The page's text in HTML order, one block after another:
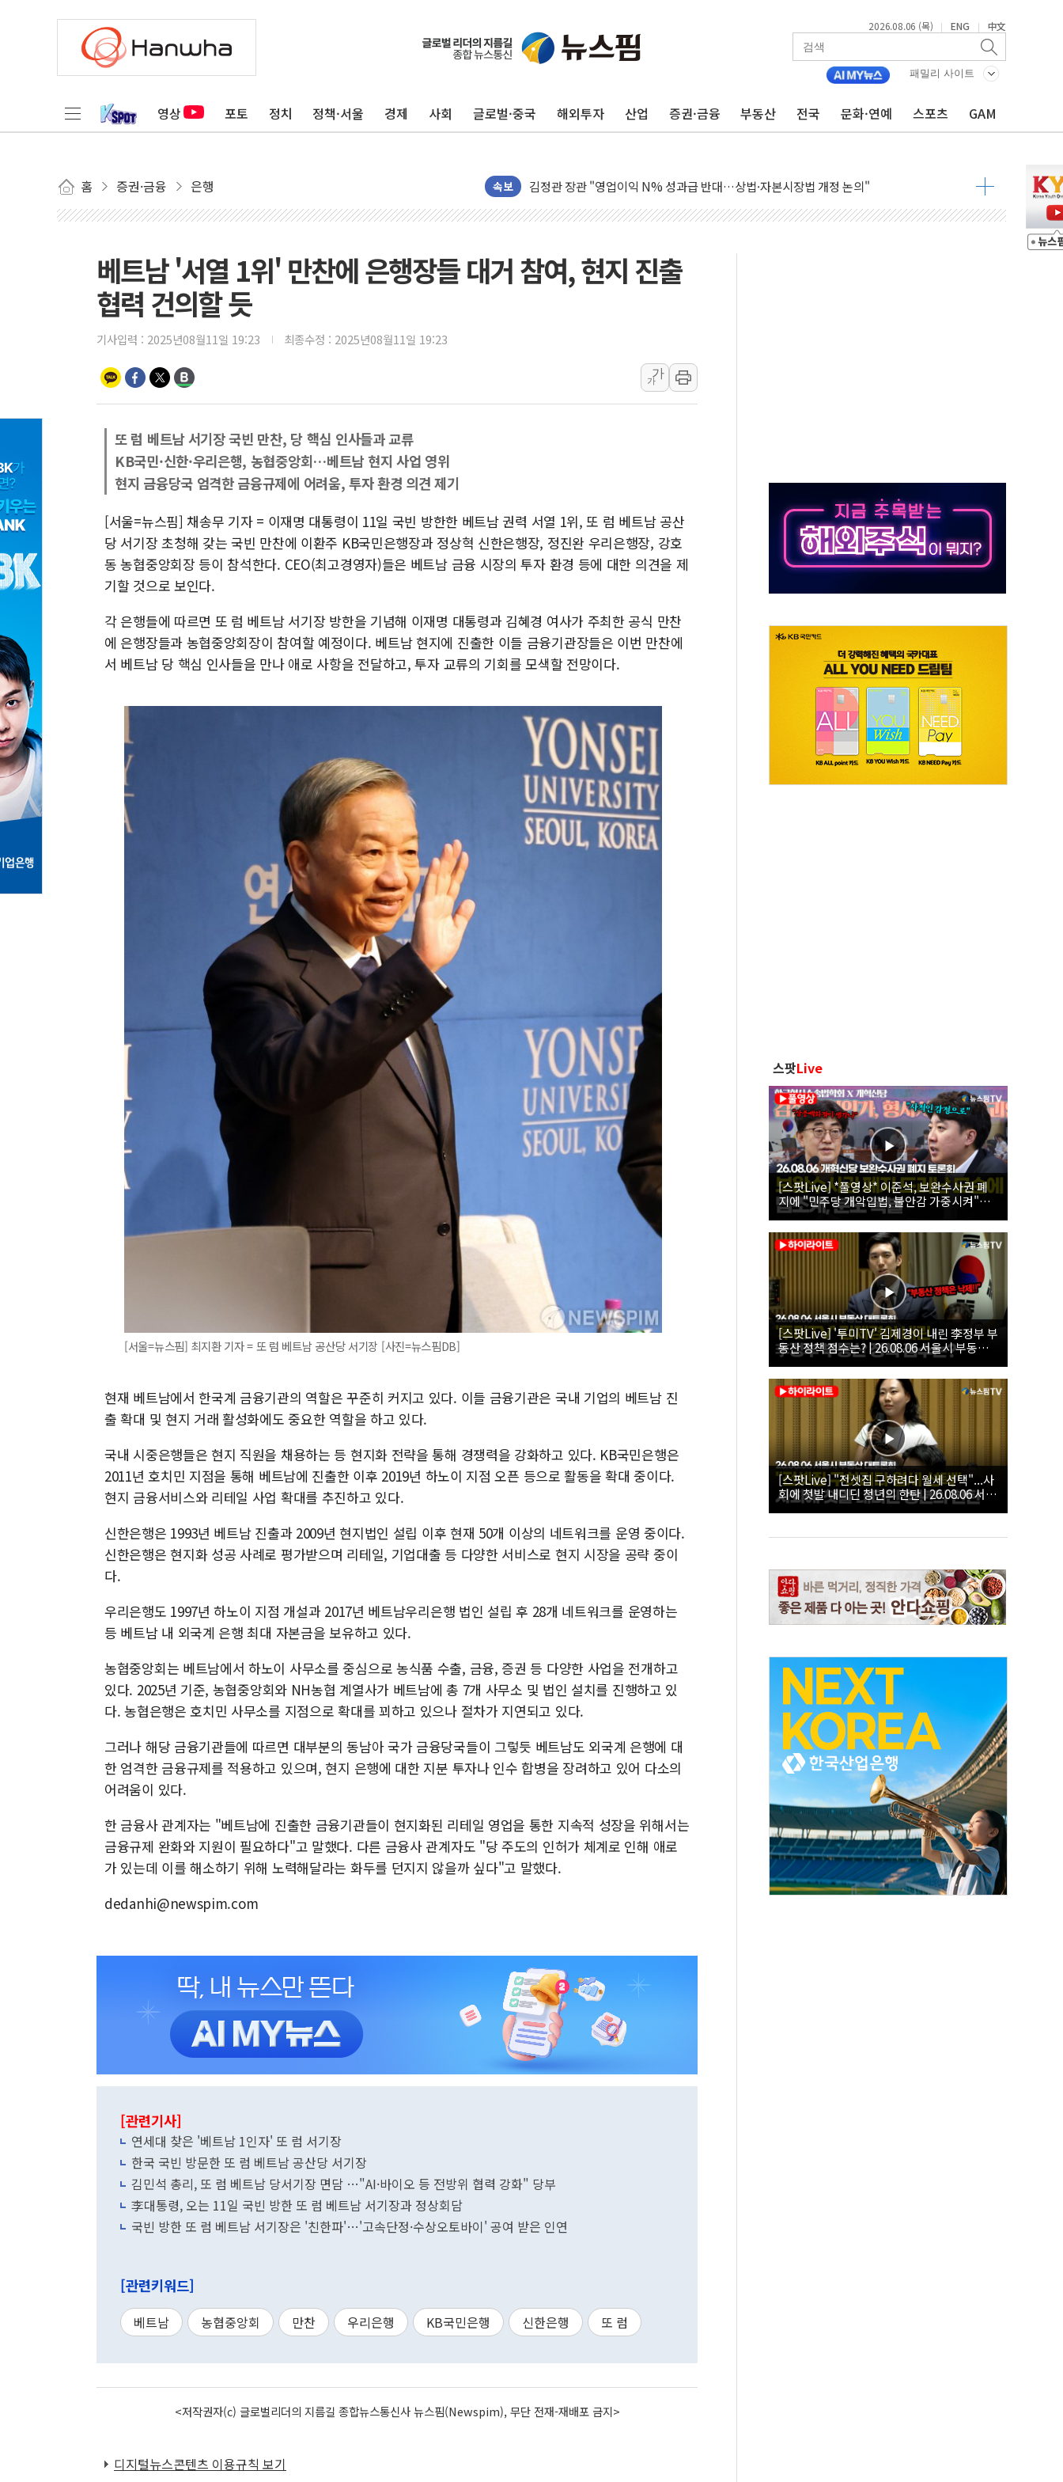
2026.08.06 (목) | ENG | 中文
패밀리 사이트
영상 포토 정치 정책·서울 경제 사회 글로벌·중국 해외투자 산업 증권·금융 부동산 전국 문화·연예 스포츠 GAM
홈 증권·금융 은행 속보
구광모, 내주 실리콘밸리서 젠슨 황 재회…로봇·AI 데이터센터·모빌리티 구체화
뉴욕증시 개장 전 특징주...모더나·아이온큐·도어대시↑ VS 샌디스크·피그마·앱러빈↓
뉴욕증시 프리뷰, 미 주가선물 AI주 차익실현 속 혼조세...웨스턴디지털·샌디스크↓
청와대, 북한 단거리 탄도미사일 발사에 긴급 안보 점검회의
[인도증시] 중동 긴장 완화에 실적 호조까지, 상승...호실적 보고 기업 상승세 뚜렷
러, 1인칭시점 드론으로 우크라 민간인 '사파리' 공격… 시민들 공포감 극대화 전략
김정관 산업부 장관 "주 52시간 손봐야, 경쟁상대 中과 비교해야"
해군 1함대 창설 80주년…지역과 함께하는 '선봉'의 대민 봉사
구미 폐염산처리업체서 불 2시간30여분만에 진화...외국인 노동자 숨져
해군과 함께하는 '불금전파, 송정' 시즌2
강원도 폭염특보 11일째…온열질환·가축 피해 최소화 '총력 대응'
베트남 '서열 1위' 만찬에 은행장들 대거 참여, 현지 진출
협력 건의할 듯
기사입력 : 2025년08월11일 19:23 최종수정 : 2025년08월11일 19:23
가
가
또 럼 베트남 서기장 국빈 만찬, 당 핵심 인사들과 교류
KB국민·신한·우리은행, 농협중앙회…베트남 현지 사업 영위
현지 금융당국 엄격한 금융규제에 어려움, 투자 환경 의견 제기
[서울=뉴스핌] 채송무 기자 = 이재명 대통령이 11일 국빈 방한한 베트남 권력 서열 1위, 또 럼 베트남 공산
당 서기장 초청해 갖는 국빈 만찬에 이환주 KB국민은행장과 정상혁 신한은행장, 정진완 우리은행장, 강호
동 농협중앙회장 등이 참석한다. CEO(최고경영자)들은 베트남 금융 시장의 투자 환경 등에 대한 의견을 제
기할 것으로 보인다.
각 은행들에 따르면 또 럼 베트남 서기장 방한을 기념해 이재명 대통령과 김혜경 여사가 주최한 공식 만찬
에 은행장들과 농협중앙회장이 참여할 예정이다. 베트남 현지에 진출한 이들 금융기관장들은 이번 만찬에
서 베트남 당 핵심 인사들을 만나 애로 사항을 전달하고, 투자 교류의 기회를 모색할 전망이다.
[서울=뉴스핌] 최지환 기자 = 또 럼 베트남 공산당 서기장 [사진=뉴스핌DB]
현재 베트남에서 한국계 금융기관의 역할은 꾸준히 커지고 있다. 이들 금융기관은 국내 기업의 베트남 진
출 확대 및 현지 거래 활성화에도 중요한 역할을 하고 있다.
국내 시중은행들은 현지 직원을 채용하는 등 현지화 전략을 통해 경쟁력을 강화하고 있다. KB국민은행은
2011년 호치민 지점을 통해 베트남에 진출한 이후 2019년 하노이 지점 오픈 등으로 활동을 확대 중이다.
현지 금융서비스와 리테일 사업 확대를 추진하고 있다.
신한은행은 1993년 베트남 진출과 2009년 현지법인 설립 이후 현재 50개 이상의 네트워크를 운영 중이다.
신한은행은 현지화 성공 사례로 평가받으며 리테일, 기업대출 등 다양한 서비스로 현지 시장을 공략 중이
다.
우리은행도 1997년 하노이 지점 개설과 2017년 베트남우리은행 법인 설립 후 28개 네트워크를 운영하는
등 베트남 내 외국계 은행 최대 자본금을 보유하고 있다.
농협중앙회는 베트남에서 하노이 사무소를 중심으로 농식품 수출, 금융, 증권 등 다양한 사업을 전개하고
있다. 2025년 기준, 농협중앙회와 NH농협 계열사가 베트남에 총 7개 사무소 및 법인 설치를 진행하고 있
다. 농협은행은 호치민 사무소를 지점으로 확대를 꾀하고 있으나 절차가 지연되고 있다.
그러나 해당 금융기관들에 따르면 대부분의 동남아 국가 금융당국들이 그렇듯 베트남도 외국계 은행에 대
한 엄격한 금융규제를 적용하고 있으며, 현지 은행에 대한 지분 투자나 인수 합병을 장려하고 있어 다소의
어려움이 있다.
한 금융사 관계자는 "베트남에 진출한 금융기관들이 현지화된 리테일 영업을 통한 지속적 성장을 위해서는
금융규제 완화와 지원이 필요하다"고 말했다. 다른 금융사 관계자도 "당 주도의 인허가 체계로 인해 애로
가 있는데 이를 해소하기 위해 노력해달라는 화두를 던지지 않을까 싶다"고 말했다.
dedanhi@newspim.com
[관련기사]
연세대 찾은 '베트남 1인자' 또 럼 서기장
한국 국빈 방문한 또 럼 베트남 공산당 서기장
김민석 총리, 또 럼 베트남 당서기장 면담 …"AI·바이오 등 전방위 협력 강화" 당부
李대통령, 오는 11일 국빈 방한 또 럼 베트남 서기장과 정상회담
국빈 방한 또 럼 베트남 서기장은 '친한파'…'고속단정·수상오토바이' 공여 받은 인연
[관련키워드]
베트남 농협중앙회 만찬 우리은행 KB국민은행 신한은행 또 럼
<저작권자(c) 글로벌리더의 지름길 종합뉴스통신사 뉴스핌(Newspim), 무단 전재-재배포 금지>
디지털뉴스콘텐츠 이용규칙 보기
스팟Live
[스팟Live] *풀영상* 이준석, 보완수사권 폐
지에 "민주당 개악입법, 불안감 가중시켜"｜
26.08.06 개혁신당 보완수사권 폐지 토론회
[스팟Live] '투미TV' 김제경이 내린 李정부 부
동산 정책 점수는? | 26.08.06 서울시 부동산
대토론회
[스팟Live] "전셋집 구하려다 월세 선택"...사
회에 첫발 내디딘 청년의 한탄 | 26.08.06 서울
시 부동산 대토론회